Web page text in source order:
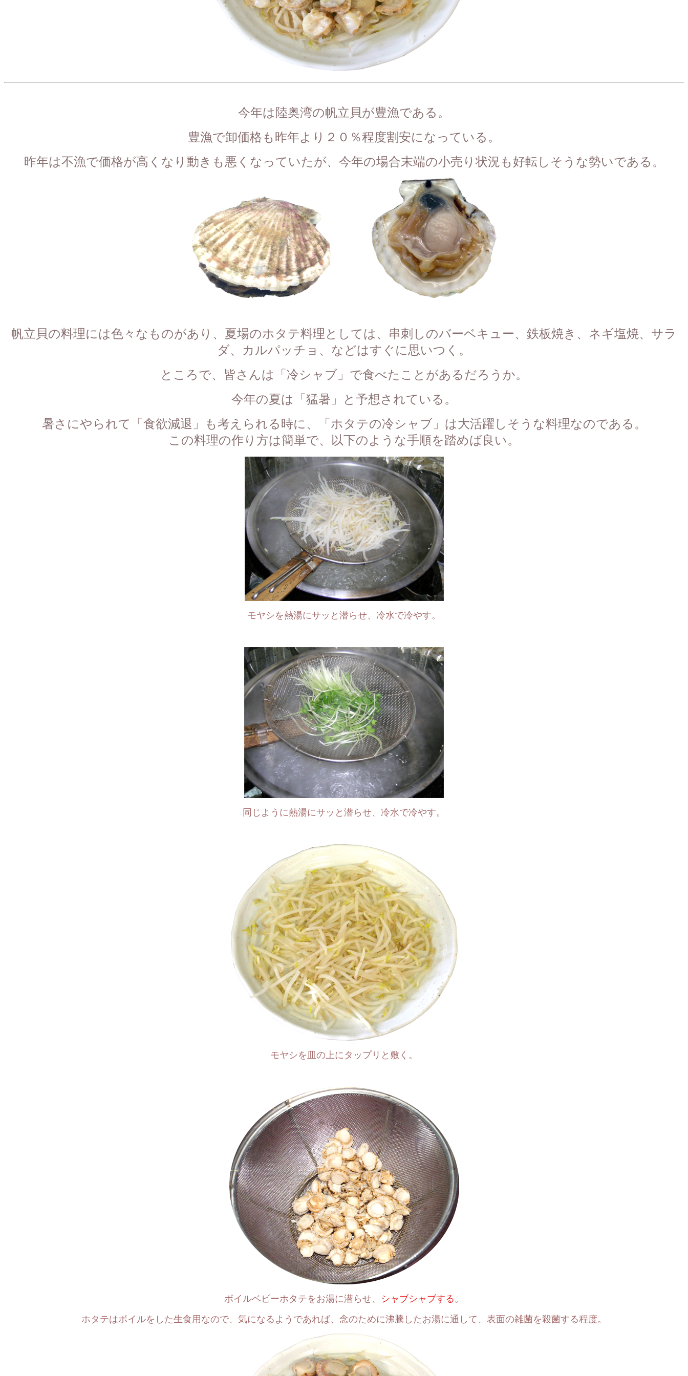
今年は陸奥湾の帆立貝が豊漁である。
豊漁で卸価格も昨年より２０％程度割安になっている。
昨年は不漁で価格が高くなり動きも悪くなっていたが、 今年の場合末端の小売り状況も好転しそうな勢いである。
帆立貝の料理には色々なものがあり、 夏場のホタテ料理としては、 串刺しのバーベキュー、鉄板焼き、ネギ塩焼、サラ
ダ、カルパッチョ、 などはすぐに思いつく。
ところで、 皆さんは「冷シャブ」で食べたことがあるだろうか。
今年の夏は「猛暑」と予想されている。
暑さにやられて「食欲減退」も考えられる時に、
「ホタテの冷シャブ」は大活躍しそうな料理なのである。
この料理の作り方は簡単で、
以下のような手順を踏めば良い。
モヤシを熱湯にサッと潜らせ、冷水で冷やす。
同じように熱湯にサッと潜らせ、冷水で冷やす。
モヤシを皿の上にタップリと敷く。
ボイルベビーホタテをお湯に潜らせ、 シャブシャブする 。
ホタテはボイルをした生食用なので、 気になるようであれば、念のために沸騰したお湯に通して、 表面の雑菌を殺菌する程度。